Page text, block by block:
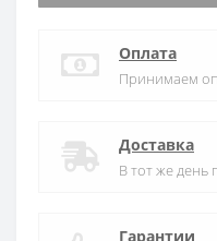
Оплата
Принимаем
Доставка
В тот же день
Гарантии